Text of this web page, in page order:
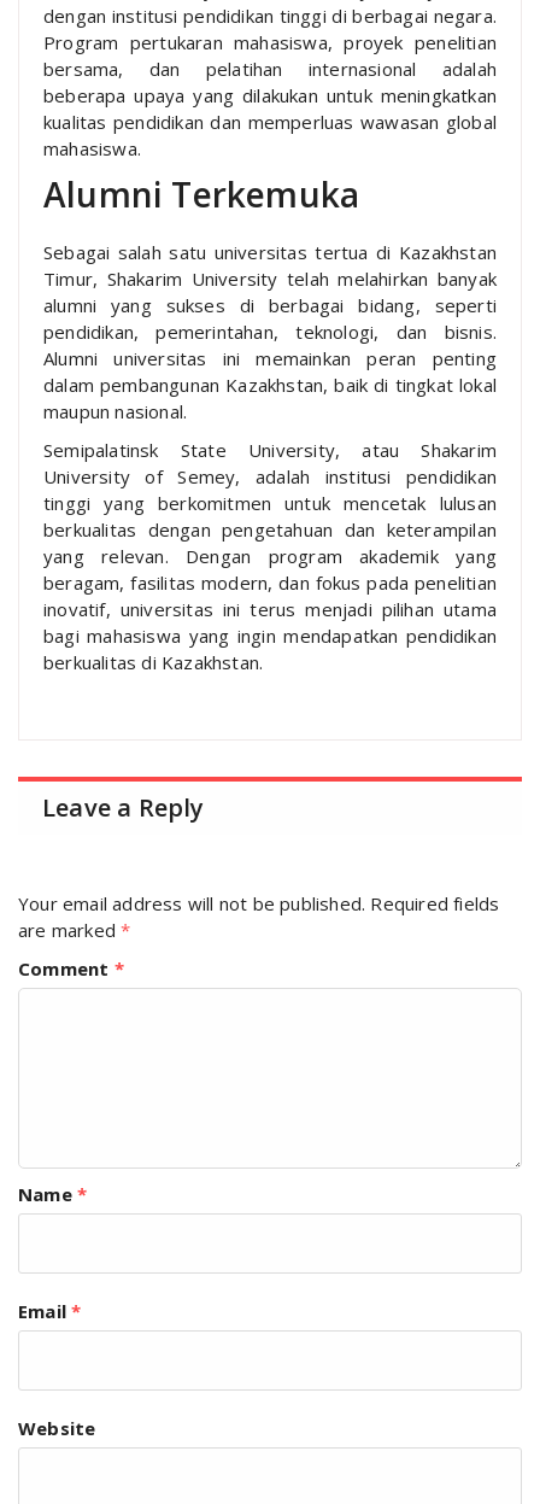
dengan institusi pendidikan tinggi di berbagai negara.
Program pertukaran mahasiswa, proyek penelitian
bersama, dan pelatihan internasional adalah
beberapa upaya yang dilakukan untuk meningkatkan
kualitas pendidikan dan memperluas wawasan global
mahasiswa.
Alumni Terkemuka
Sebagai salah satu universitas tertua di Kazakhstan
Timur, Shakarim University telah melahirkan banyak
alumni yang sukses di berbagai bidang, seperti
pendidikan, pemerintahan, teknologi, dan bisnis.
Alumni universitas ini memainkan peran penting
dalam pembangunan Kazakhstan, baik di tingkat lokal
maupun nasional.
Semipalatinsk State University, atau Shakarim
University of Semey, adalah institusi pendidikan
tinggi yang berkomitmen untuk mencetak lulusan
berkualitas dengan pengetahuan dan keterampilan
yang relevan. Dengan program akademik yang
beragam, fasilitas modern, dan fokus pada penelitian
inovatif, universitas ini terus menjadi pilihan utama
bagi mahasiswa yang ingin mendapatkan pendidikan
berkualitas di Kazakhstan.
Leave a Reply
Your email address will not be published. Required fields
are marked*
Comment *
Name *
Email*
Website